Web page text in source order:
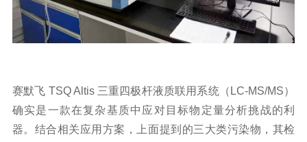
赛默飞 TSQAltis 三重四极杆液质联用系统（LC-MS/MS）
确实是一款在复杂基质中应对目标物定量分析挑战的利
器。结合相关应用方案，上面提到的三大类污染物，其检